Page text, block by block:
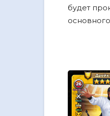
будет